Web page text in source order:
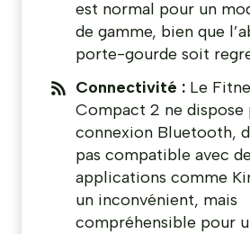
est normal pour un
de gamme, bien que
porte-gourde soit
Connectivité : Le
Compact 2 ne dispose
connexion Bluetooth,
pas compatible avec
applications comme
un inconvénient, mais
compréhensible pour